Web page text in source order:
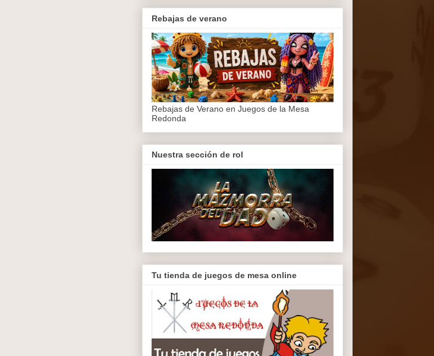
Rebajas de verano
Rebajas de Verano en Juegos de la Mesa
Redonda
Nuestra sección de rol
Tu tienda de juegos de mesa online